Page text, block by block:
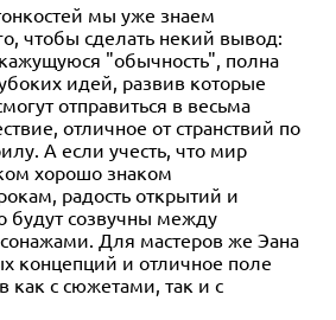
мы уже знаем
чтобы сделать некий вывод:
"обычность", полна
идей, развив которые
отправиться в весьма
отличное от странствий по
А если учесть, что мир
хорошо знаком
радость открытий и
будут созвучны между
Для мастеров же Эана
концепций и отличное поле
как с сюжетами, так и с